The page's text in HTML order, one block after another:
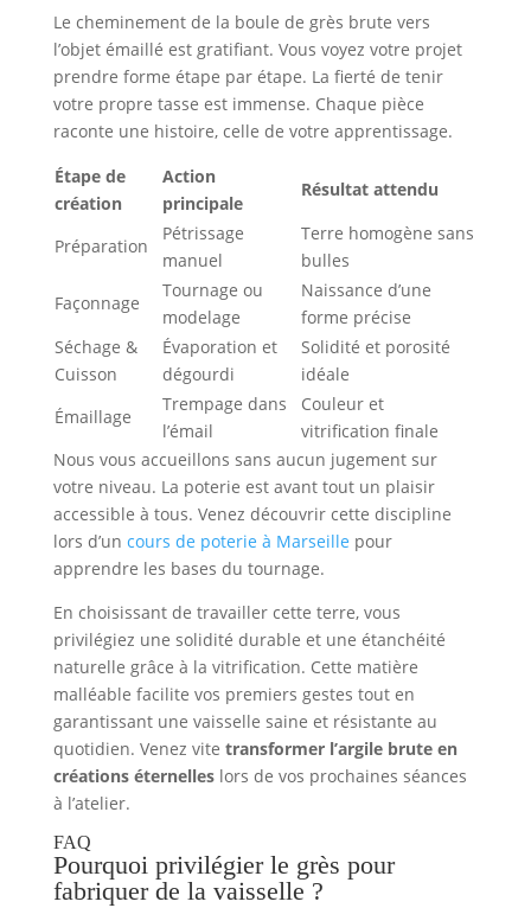
Le cheminement de la boule de grès brute vers
l’objet émaillé est gratifiant. Vous voyez votre projet
prendre forme étape par étape. La fierté de tenir
votre propre tasse est immense. Chaque pièce
raconte une histoire, celle de votre apprentissage.
Étape de
création
Action
principale
Résultat attendu
Préparation
Pétrissage
manuel
Terre homogène sans
bulles
Façonnage
Tournage ou
modelage
Naissance d’une
forme précise
Séchage &
Cuisson
Évaporation et
dégourdi
Solidité et porosité
idéale
Émaillage
Trempage dans
l’émail
Couleur et
vitrification finale
Nous vous accueillons sans aucun jugement sur
votre niveau. La poterie est avant tout un plaisir
accessible à tous. Venez découvrir cette discipline
lors d’un cours de poterie à Marseille pour
apprendre les bases du tournage.
En choisissant de travailler cette terre, vous
privilégiez une solidité durable et une étanchéité
naturelle grâce à la vitrification. Cette matière
malléable facilite vos premiers gestes tout en
garantissant une vaisselle saine et résistante au
quotidien. Venez vite transformer l’argile brute en
créations éternelleslors de vos prochaines séances
à l’atelier.
FAQ
Pourquoi privilégier le grès pour
fabriquer de la vaisselle ?